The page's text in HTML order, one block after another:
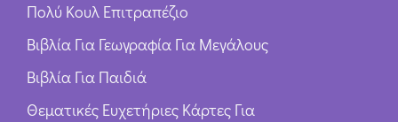
Πολύ Κουλ Επιτραπέζιο
Βιβλία Για Γεωγραφία Για Μεγάλους
Βιβλία Για Παιδιά
Θεματικές Ευχετήριες Κάρτες Για